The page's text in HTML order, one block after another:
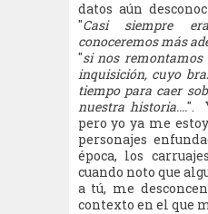
datos aún
"Casi siempre
conoceremos más
"si nos
inquisición, cuyo
tiempo para caer
nuestra historia....".
pero yo ya me
personajes
época, los
cuando noto que
a tú, me
contexto en el que